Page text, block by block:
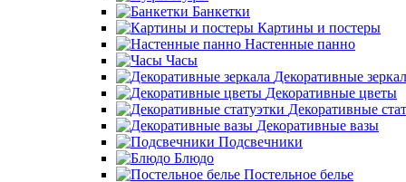
Банкетки
Картины и постеры
Настенные панно
Часы
Декоративные
Декоративные цветы
Декоративные
Декоративные вазы
Подсвечники
Блюдо
Постельное белье